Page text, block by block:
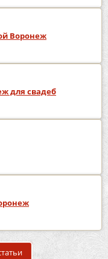
Воронеж
для свадеб